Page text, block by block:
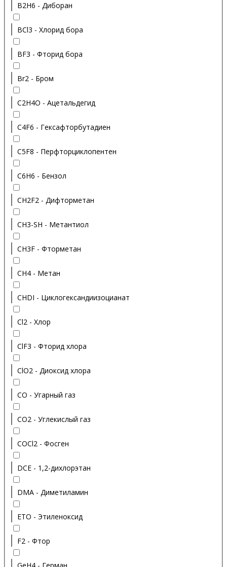
B2H6 - Диборан
BCl3 - Хлорид бора
BF3 - Фторид бора
Br2 - Бром
C2H4O - Ацетальдегид
C4F6 - Гексафторбутадиен
C5F8 - Перфторциклопентен
C6H6 - Бензол
CH2F2 - Дифторметан
CH3-SH - Метантиол
CH3F - Фторметан
CH4 - Метан
CHDI - Циклогександиизоцианат
Cl2 - Хлор
ClF3 - Фторид хлора
ClO2 - Диоксид хлора
CO - Угарный газ
CO2 - Углекислый газ
COCl2 - Фосген
DCE - 1,2-дихлорэтан
DMA - Диметиламин
ETO - Этиленоксид
F2 - Фтор